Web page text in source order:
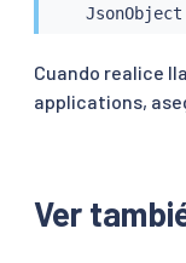
Cuando realice
applications,
Ver